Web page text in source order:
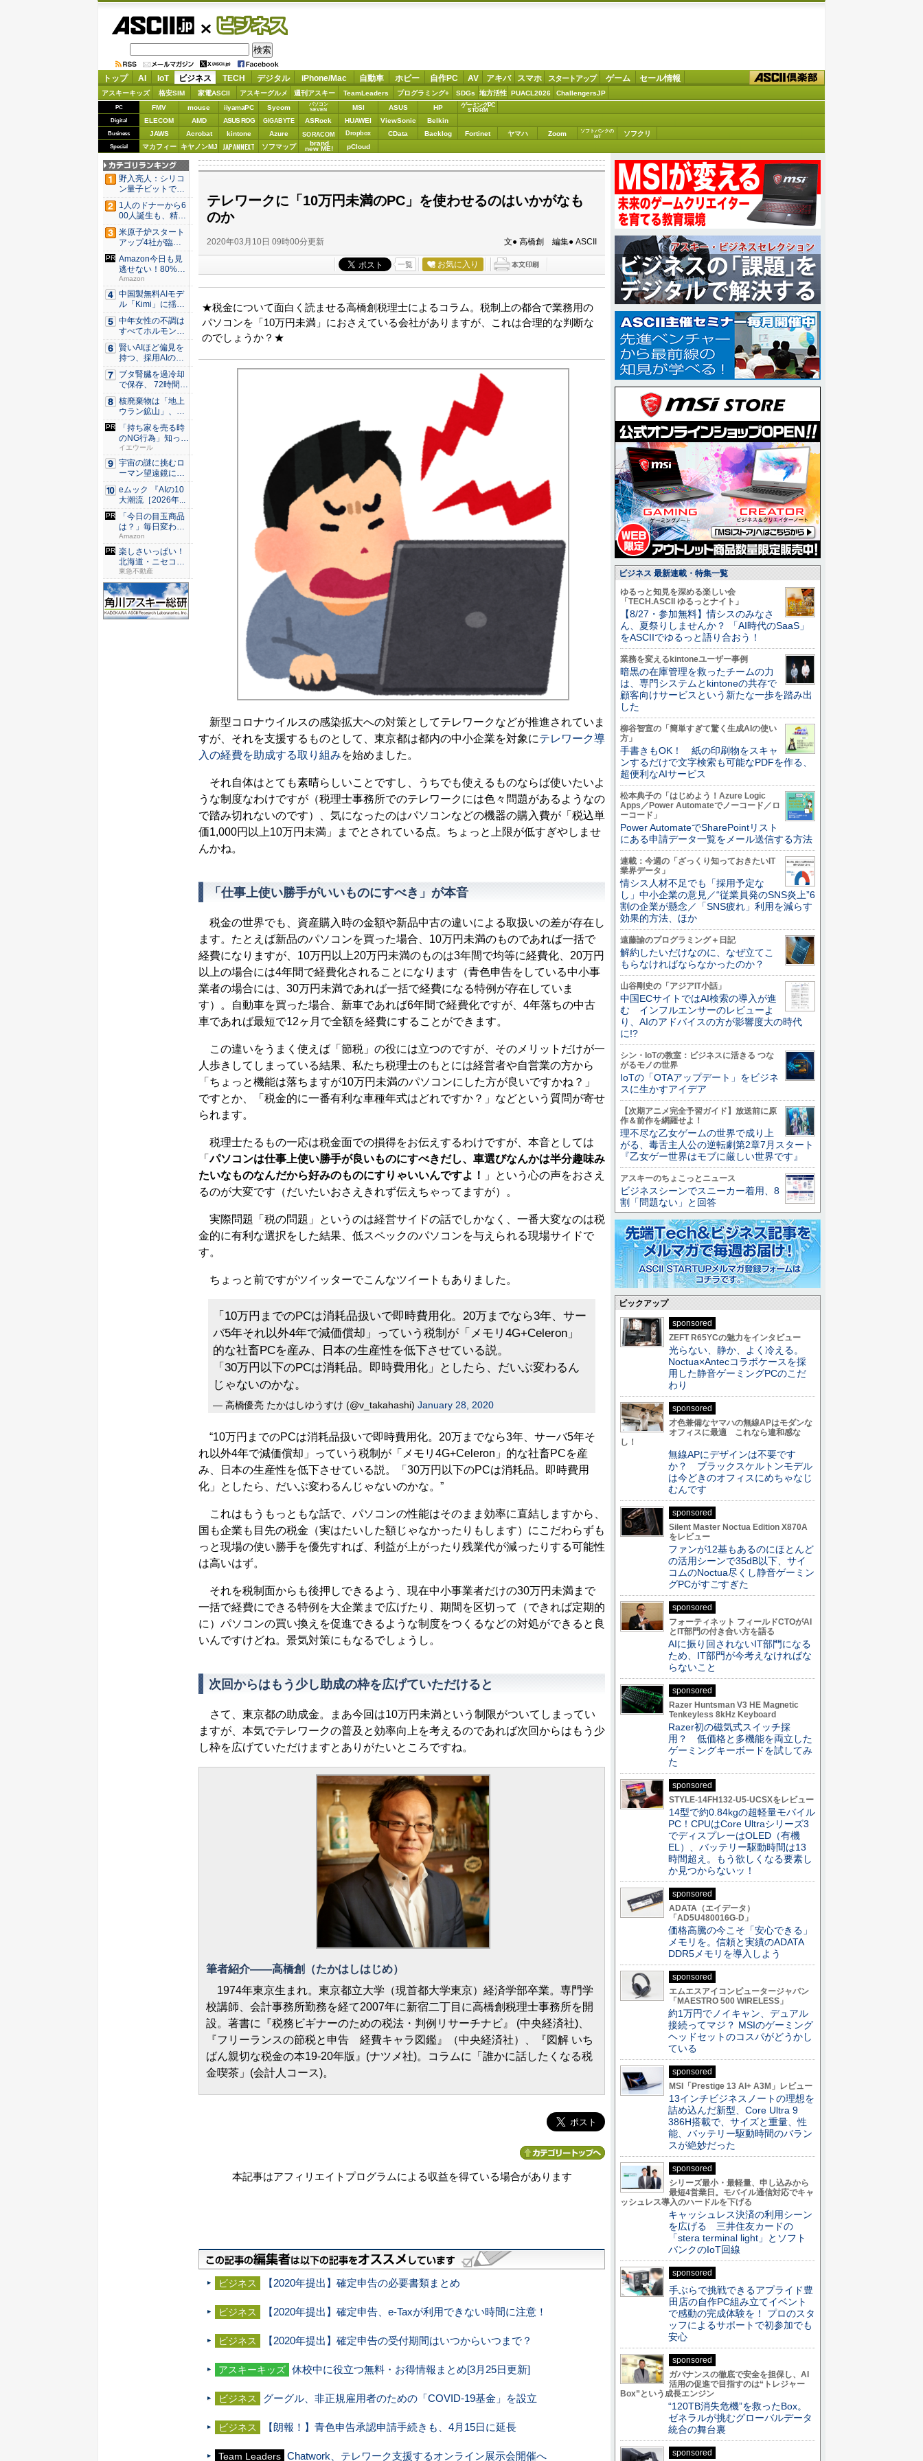
ビジネス
トップ AI IoT ビジネス TECH デジタル iPhone/Mac 自動車 ホビー 自作PC AV アキバ スマホ スタートアップ ゲーム セール情報
アスキーキッズ 格安SIM 家電ASCII アスキーグルメ 週刊アスキー TeamLeaders プログラミング+ SDGs 地方活性 PUACL2026 ChallengersJP
PC FMV mouse iiyamaPC Sycom
パソコン
SEVEN
MSI ASUS HP ゲーミングPC
STORM
Digital ELECOM AMD ASUS ROG GIGABYTE ASRock HUAWEI ViewSonic Belkin
Business JAWS Acrobat kintone Azure SORACOM Dropbox CData Backlog Fortinet ヤマハ Zoom
ソフトバンクの
IoT
ソフクリ
Special マカフィー キヤノンMJ JAPANNEXT ソフマップ brand
new ME! pCloud
テレワークに「10万円未満のPC」を使わせるのはいかがなも
のか
2020年03月10日 09時00分更新 文● 高橋創 編集● ASCII
一覧 お気に入り
★税金について面白く読ませる高橋創税理士によるコラム。税制上の都合で業務用の
パソコンを「10万円未満」におさえている会社がありますが、これは合理的な判断な
のでしょうか？★
新型コロナウイルスの感染拡大への対策としてテレワークなどが推進されていま
すが、それを支援するものとして、東京都は都内の中小企業を対象にテレワーク導
入の経費を助成する取り組みを始めました。
それ自体はとても素晴らしいことですし、うちでも使えるものならば使いたいよ
うな制度なわけですが（税理士事務所でのテレワークには色々問題があるようなの
で踏み切れないのです）、気になったのはパソコンなどの機器の購入費が「税込単
価1,000円以上10万円未満」までとされている点。ちょっと上限が低すぎやしませ
んかね。
「仕事上使い勝手がいいものにすべき」が本音
税金の世界でも、資産購入時の金額や新品中古の違いによる取扱いの差が存在し
ます。たとえば新品のパソコンを買った場合、10万円未満のものであれば一括で
経費になりますが、10万円以上20万円未満のものは3年間で均等に経費化、20万円
以上の場合には4年間で経費化されることになります（青色申告をしている中小事
業者の場合には、30万円未満であれば一括で経費になる特例が存在していま
す）。自動車を買った場合、新車であれば6年間で経費化ですが、4年落ちの中古
車であれば最短で12ヶ月で全額を経費にすることができます。
この違いをうまく使えば「節税」の役には立つのですが、そのメリットだけが一
人歩きしてしまっている結果、私たち税理士のもとには経営者や自営業の方から
「ちょっと機能は落ちますが10万円未満のパソコンにした方が良いですかね？」
ですとか、「税金的に一番有利な車種年式はどれですか？」などという質問が寄せ
られます。
税理士たるもの一応は税金面での損得をお伝えするわけですが、本音としては
「パソコンは仕事上使い勝手が良いものにすべきだし、車選びなんかは半分趣味み
たいなものなんだから好みのものにすりゃいいんですよ！
」という心の声をおさえ
るのが大変です（だいたいおさえきれず伝えちゃってますが）。
実際問題「税の問題」というのは経営サイドの話でしかなく、一番大変なのは税
金的に有利な選択をした結果、低スペックのパソコンを与えられる現場サイドで
す。
ちょっと前ですがツイッターでこんなツイートもありました。
「10万円までのPCは消耗品扱いで即時費用化。20万までなら3年、サー
バ5年それ以外4年で減価償却」っていう税制が「メモリ4G+Celeron」
的な社畜PCを産み、日本の生産性を低下させている説。
「30万円以下のPCは消耗品。即時費用化」としたら、だいぶ変わるん
じゃないのかな。
— 高橋優亮 たかはしゆうすけ (@v_takahashi)January 28, 2020
“10万円までのPCは消耗品扱いで即時費用化。20万までなら3年、サーバ5年そ
れ以外4年で減価償却」っていう税制が「メモリ4G+Celeron」的な社畜PCを産
み、日本の生産性を低下させている説。「30万円以下のPCは消耗品。即時費用
化」としたら、だいぶ変わるんじゃないのかな。”
これはもうもっともな話で、パソコンの性能はそのまま効率に直結しますから、
国も企業も目先の税金（実はたいした額じゃなかったりもします）にこだわらずも
っと現場の使い勝手を優先すれば、利益が上がったり残業代が減ったりする可能性
は高いはず。
それを税制面からも後押しできるよう、現在中小事業者だけの30万円未満まで
一括で経費にできる特例を大企業まで広げたり、期間を区切って（できれば定期的
に）パソコンの買い換えを促進できるような制度をつくるなどの対処ができると良
いんですけどね。景気対策にもなるでしょうし。
次回からはもう少し助成の枠を広げていただけると
さて、東京都の助成金。まあ今回は10万円未満という制限がついてしまってい
ますが、本気でテレワークの普及と効率向上を考えるのであれば次回からはもう少
し枠を広げていただけますとありがたいところですね。
筆者紹介――高橋創（たかはしはじめ）
1974年東京生まれ。東京都立大学（現首都大学東京）経済学部卒業。専門学
校講師、会計事務所勤務を経て2007年に新宿二丁目に高橋創税理士事務所を開
設。著書に『税務ビギナーのための税法・判例リサーチナビ』 (中央経済社)、
『フリーランスの節税と申告 経費キャラ図鑑』（中央経済社）、『図解 いち
ばん親切な税金の本19-20年版』(ナツメ社)。コラムに「誰かに話したくなる税
金喫茶」(会計人コース)。
本記事はアフィリエイトプログラムによる収益を得ている場合があります
ビジネス 【2020年提出】確定申告の必要書類まとめ
ビジネス 【2020年提出】確定申告、e-Taxが利用できない時間に注意！
ビジネス 【2020年提出】確定申告の受付期間はいつからいつまで？
アスキーキッズ 休校中に役立つ無料・お得情報まとめ[3月25日更新]
ビジネス グーグル、非正規雇用者のための「COVID-19基金」を設立
ビジネス 【朗報！】青色申告承認申請手続きも、4月15日に延長
Team Leaders Chatwork、テレワーク支援するオンライン展示会開催へ
野入亮人：シリコ
ン量子ビットで大
規模化の...
1人のドナーから6
00人誕生も、精子
提供...
米原子炉スタート
アップ4社が臨界
達成、原...
Amazon今日も見
逃せない！80%O
F...
Amazon
中国製無料AIモデ
ル「Kimi」に揺れ
る...
中年女性の不調は
すべてホルモンの
せい？ ...
賢いAIほど偏見を
持つ、採用AIの落
とし...
ブタ腎臓を過冷却
で保存、 72時間後
の再...
核廃棄物は「地上
ウラン鉱山」、レ
ーザー濃...
「持ち家を売る時
のNG行為」知って
るだけ...
イエウール
宇宙の謎に挑むロ
ーマン望遠鏡に加
わった、...
eムック 『AIの10
大潮流［2026年...
「今日の目玉商品
は？」毎日変わる
Amaz...
Amazon
楽しさいっぱい！
北海道・ニセコで
避暑の夏...
東急不動産
ビジネス 最新連載・特集一覧
ゆるっと知見を深める楽しい会
「TECH.ASCII ゆるっとナイト」
【8/27・参加無料】情シスのみなさ
ん、夏祭りしませんか？ 「AI時代のSaaS」
をASCIIでゆるっと語り合おう！
業務を変えるkintoneユーザー事例
暗黒の在庫管理を救ったチームの力
は、専門システムとkintoneの共存で
顧客向けサービスという新たな一歩を踏み出
した
柳谷智宣の「簡単すぎて驚く生成AIの使い
方」
手書きもOK！ 紙の印刷物をスキャ
ンするだけで文字検索も可能なPDFを作る、
超便利なAIサービス
松本典子の「はじめよう！Azure Logic
Apps／Power Automateでノーコード／ロ
ーコード」
Power AutomateでSharePointリスト
にある申請データ一覧をメール送信する方法
連載：今週の「ざっくり知っておきたいIT
業界データ」
情シス人材不足でも「採用予定な
し」中小企業の意見／“従業員発のSNS炎上”6
割の企業が懸念／「SNS疲れ」利用を減らす
効果的方法、ほか
遠藤諭のプログラミング＋日記
解約したいだけなのに、なぜ立てこ
もらなければならなかったのか？
山谷剛史の「アジアIT小話」
中国ECサイトではAI検索の導入が進
む インフルエンサーのレビューよ
り、AIのアドバイスの方が影響度大の時代
に!?
シン・IoTの教室：ビジネスに活きる つな
がるモノの世界
IoTの「OTAアップデート」をビジネ
スに生かすアイデア
【次期アニメ完全予習ガイド】放送前に原
作＆前作を網羅せよ！
理不尽な乙女ゲームの世界で成り上
がる、毒舌主人公の逆転劇第2章7月スタート
『乙女ゲー世界はモブに厳しい世界です』
アスキーのちょこっとニュース
ビジネスシーンでスニーカー着用、8
割「問題ない」と回答
ピックアップ
sponsored
ZEFT R65YCの魅力をインタビュー
光らない、静か、よく冷える。
Noctua×Antecコラボケースを採
用した静音ゲーミングPCのこだ
わり
sponsored
才色兼備なヤマハの無線APはモダンな
オフィスに最適 これなら違和感な
し！
無線APにデザインは不要です
か？ ブラックスケルトンモデル
は今どきのオフィスにめちゃなじ
むんです
sponsored
Silent Master Noctua Edition X870A
をレビュー
ファンが12基もあるのにほとんど
の活用シーンで35dB以下、サイ
コムのNoctua尽くし静音ゲーミン
グPCがすごすぎた
sponsored
フォーティネット フィールドCTOがAI
とIT部門の付き合い方を語る
AIに振り回されないIT部門になる
ため、IT部門が今考えなければな
らないこと
sponsored
Razer Huntsman V3 HE Magnetic
Tenkeyless 8kHz Keyboard
Razer初の磁気式スイッチ採
用？ 低価格と多機能を両立した
ゲーミングキーボードを試してみ
た
sponsored
STYLE-14FH132-U5-UCSXをレビュー
14型で約0.84kgの超軽量モバイル
PC！CPUはCore Ultraシリーズ3
でディスプレーはOLED（有機
EL）、バッテリー駆動時間は13
時間超え。もう欲しくなる要素し
か見つからないッ！
sponsored
ADATA（エイデータ）
「AD5U480016G-D」
価格高騰の今こそ「安心できる」
メモリを。信頼と実績のADATA
DDR5メモリを導入しよう
sponsored
エムエスアイコンピュータージャパン
「MAESTRO 500 WIRELESS」
約1万円でノイキャン、デュアル
接続ってマジ？ MSIのゲーミング
ヘッドセットのコスパがどうかし
ている
sponsored
MSI「Prestige 13 AI+ A3M」レビュー
13インチビジネスノートの理想を
詰め込んだ新型、Core Ultra 9
386H搭載で、サイズと重量、性
能、バッテリー駆動時間のバラン
スが絶妙だった
sponsored
シリーズ最小・最軽量、申し込みから
最短4営業日。モバイル通信対応でキャ
ッシュレス導入のハードルを下げる
キャッシュレス決済の利用シーン
を広げる 三井住友カードの
「stera terminal light」とソフト
バンクのIoT回線
sponsored
手ぶらで挑戦できるアプライド豊
田店の自作PC組み立てイベント
で感動の完成体験を！ プロのスタ
ッフによるサポートで初参加でも
安心
sponsored
ガバナンスの徹底で安全を担保し、AI
活用の促進で目指すのは“トレジャー
Box”という成長エンジン
“120TB消失危機”を救ったBox。
ゼネラルが挑むグローバルデータ
統合の舞台裏
sponsored